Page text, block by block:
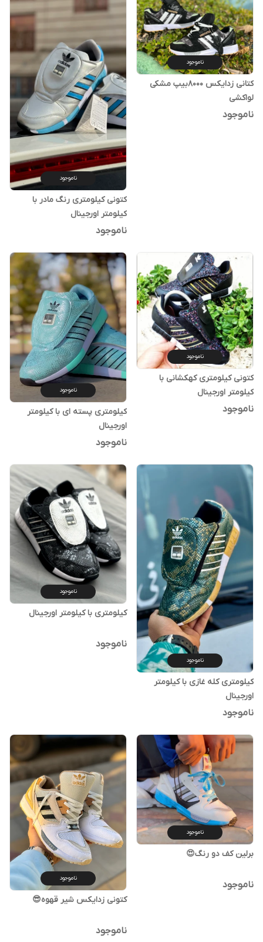
ناموجود
کتانی زدایکس ۸۰۰۰بیپ مشکی
لواکشی
ناموجود
ناموجود
کتونی کیلومتری رنگ مادر با
کیلومتر اورجینال
ناموجود
ناموجود
کتونی کیلومتری کهکشانی با
کیلومتر اورجینال
ناموجود
ناموجود
کیلومتری پسته ای با کیلومتر
اورجینال
ناموجود
ناموجود
کیلومتری کله غازی با کیلومتر
اورجینال
ناموجود
ناموجود
کیلومتری با کیلومتر اورجینال
ناموجود
ناموجود
برلین کف دو رنگ😍
ناموجود
ناموجود
کتونی زدایکس شیر قهوه😎
ناموجود